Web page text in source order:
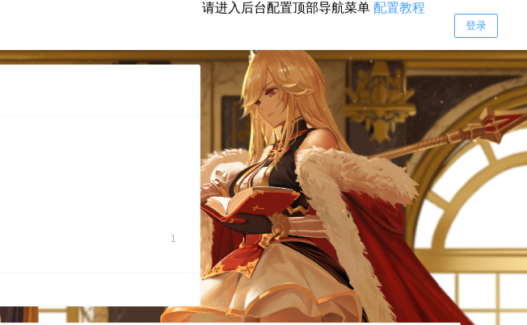
请进入后台配置顶部导航菜单 配置教程
登录
1